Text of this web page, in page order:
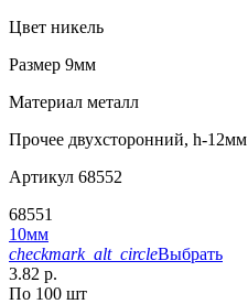
Цвет никель
Размер 9мм
Материал металл
Прочее двухсторонний, h-12мм
Артикул 68552
68551
10мм
checkmark_alt_circleВыбрать
3.82 р.
По 100 шт